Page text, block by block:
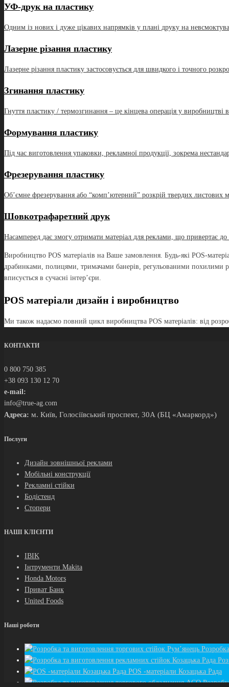
УФ-друк на пластику
Одним із нових і дуже цікавих напрямків у плані друку на
Лазерне різання пластику
Лазерне різання пластику застосовується для швидкого і точного
Згинання пластику
Гнуття пластику / термозгинання – це кінцева операція у виробництві
Формування пластику
Під час виготовлення упаковки, рекламної продукції, зокрема
Фрезерування пластику
Об’ємне фрезерування або “комп’ютерний” розкрій твердих листових
Шовкотрафаретний друк
Насамперед дає змогу отримати матеріал для реклами, що привертає
Виробництво POS матеріалів на Ваше замовлення. Будь-які POS-
драбинками, полицями, тримачами банерів, регульованими похилими
вписується в сучасні інтер’єри.
POS матеріали дизайн і виробництво
Ми також надаємо повний цикл виробництва POS матеріалів: від
КОНТАКТИ
0 800 750 385
+38 093 130 12 70
e-mail:
info@true-ag.com
Адреса: м. Київ, Голосіївський проспект, 30А (БЦ «Амаркорд»)
Послуги
Дизайн зовнішньої реклами
Мобільні конструкції
Рекламні стійки
Бодістенд
Стопери
НАШІ КЛІЄНТИ
IBIK
Інтрументи Makita
Honda Motors
Приват Банк
United Foods
Наші роботи
POS -матеріали Козацька Рада